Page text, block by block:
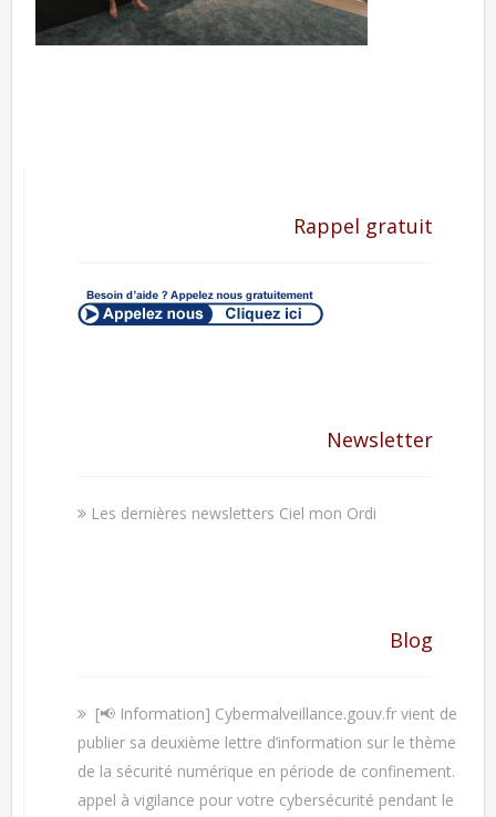
Rappel gratuit
Newsletter
Les dernières newsletters Ciel mon Ordi
Blog
[📢 Information] Cybermalveillance.gouv.fr vient de
publier sa deuxième lettre d’information sur le thème
de la sécurité numérique en période de confinement.
appel à vigilance pour votre cybersécurité pendant le